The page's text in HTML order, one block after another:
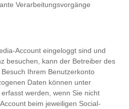
Verarbeitungsvorgänge
Account eingeloggt sind und
besuchen, kann der Betreiber des
Ihrem Benutzerkonto
Daten können unter
werden, wenn Sie nicht
beim jeweiligen Social-